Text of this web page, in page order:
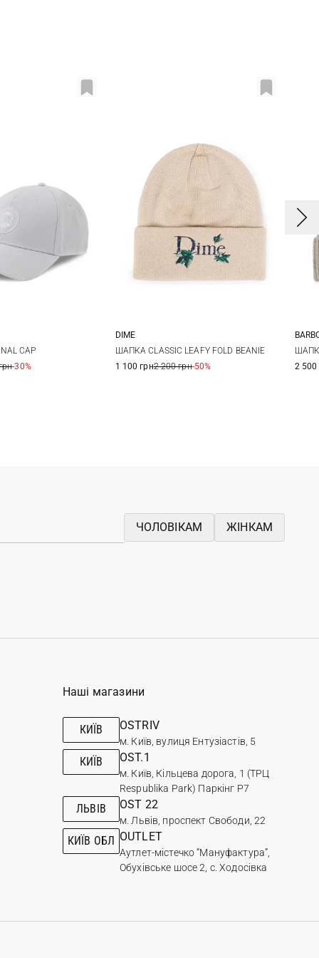
L/XL
CAP
-30%
One size
DIME
ШАПКА CLASSIC LEAFY FOLD BEANIE
1 100 грн2 200 грн-50%
2 500
ЧОЛОВІКАМ ЖІНКАМ
Наші магазини
КИЇВ OSTRIV
м. Київ, вулиця Ентузіастів, 5
КИЇВ OST.1
м. Київ, Кільцева дорога, 1 (ТРЦ
Respublika Park) Паркінг Р7
ЛЬВІВ OST 22
м. Львів, проспект Свободи, 22
КИЇВ ОБЛ OUTLET
Аутлет-містечко “Мануфактура”,
Обухівське шосе 2, с. Ходосівка